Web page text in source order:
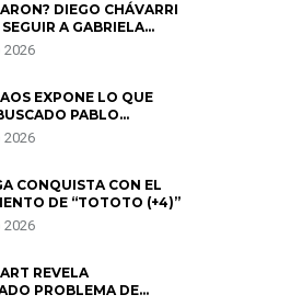
DIEGO CHÁVARRI
A GABRIELA
Y ANUNCIA SU SALIDA
2026
EXPONE LO QUE
PABLO
ALE FULLER: “UNA
QUERÍA EL
2026
CONQUISTA CON EL
DE “TOTOTO (+4)”
2026
REVELA
PROBLEMA DE